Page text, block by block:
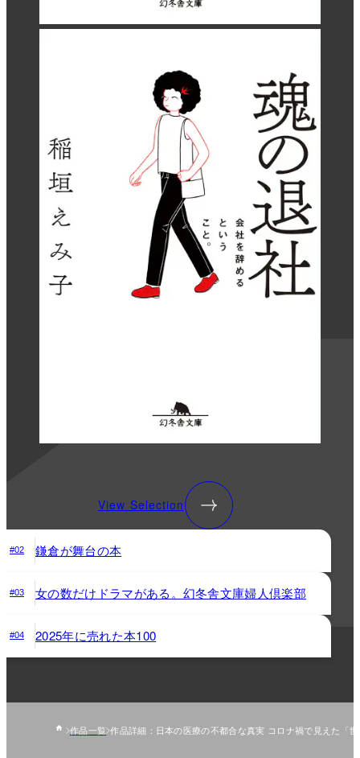
View Selection
#02 鎌倉が舞台の本
#03 女の数だけドラマがある。幻冬舎文庫婦人倶楽部
#04 2025年に売れた本100
作品一覧 作品詳細：日本の医療の不都合な真実 コロナ禍で見えた「